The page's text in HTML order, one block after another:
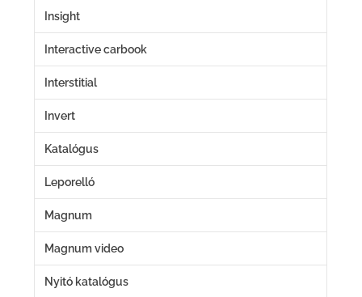
Insight
Interactive carbook
Interstitial
Invert
Katalógus
Leporelló
Magnum
Magnum video
Nyitó katalógus